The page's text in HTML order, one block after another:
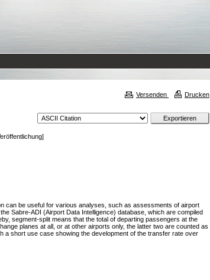
Versenden Drucken
can be useful for various analyses, such as assessments of airport
Sabre-ADI (Airport Data Intelligence) database, which are compiled
segment-split means that the total of departing passengers at the
planes at all, or at other airports only, the latter two are counted as
a short use case showing the development of the transfer rate over